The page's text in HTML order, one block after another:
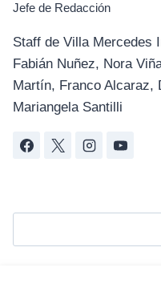
Jefe de Redacción
Staff de Villa Mercedes
Fabián Nuñez, Nora
Martín, Franco Alcaraz,
Mariangela Santilli